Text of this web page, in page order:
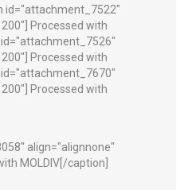
id="attachment_7522"
Processed with
Processed with
Processed with
align="alignnone"
MOLDIV[/caption]